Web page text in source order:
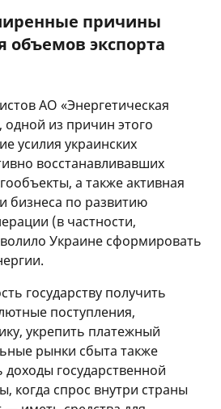
причины
объемов экспорта
АО «Энергетическая
из причин этого
усилия украинских
восстанавливавших
а также активная
бизнеса по развитию
(в частности,
Украине сформировать
государству получить
поступления,
укрепить платежный
рынки сбыта также
государственной
когда спрос внутри страны